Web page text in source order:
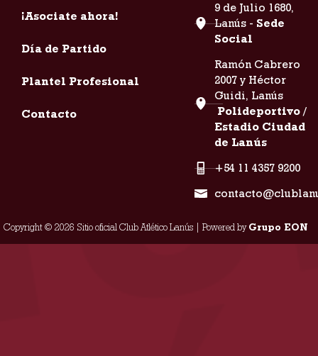
¡Asociate ahora!
Día de Partido
Plantel Profesional
Contacto
9 de Julio 1680,
Lanús - Sede
Social
Ramón Cabrero
2007 y Héctor
Guidi, Lanús
Polideportivo /
Estadio Ciudad
de Lanús
+54 11 4357 9200
Copyright © 2026 Sitio oficial Club Atlético Lanús | Powered byGrupo EON